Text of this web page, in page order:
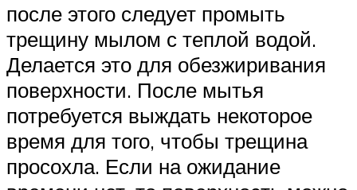
после этого следует промыть
трещину мылом с теплой водой.
Делается это для обезжиривания
поверхности. После мытья
потребуется выждать некоторое
время для того, чтобы трещина
просохла. Если на ожидание